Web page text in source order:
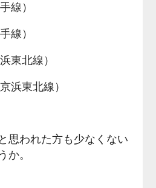
線）
線）
東北線）
浜東北線）
思われた方も少なくない
か。